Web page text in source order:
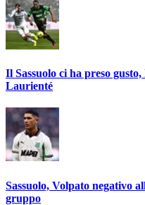
Il Sassuolo ci ha preso
Laurienté
Sassuolo, Volpato negativo
gruppo